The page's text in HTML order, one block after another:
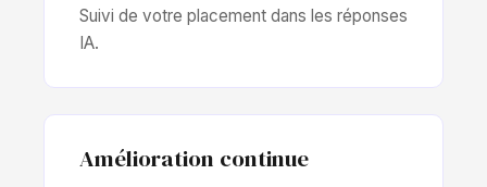
Suivi de votre placement dans les réponses
IA.
Amélioration continue